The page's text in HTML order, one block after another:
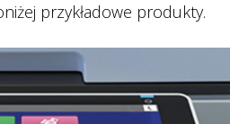
przykładowe produkty.